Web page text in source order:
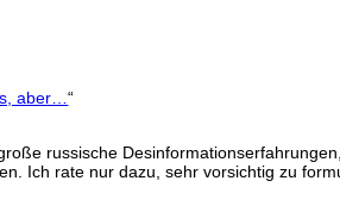
aber…“
russische
Ich rate nur dazu, sehr vorsichtig zu